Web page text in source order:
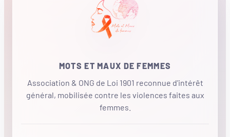
MOTS ET MAUX DE FEMMES
Association & ONG de Loi 1901 reconnue d'intérêt
général, mobilisée contre les violences faites aux
femmes.